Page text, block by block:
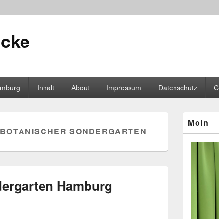
Inhalt About Impressum Datenschutz
BOTANISCHER SONDERGARTEN
Hamburg
Seitenleisten-
Moin